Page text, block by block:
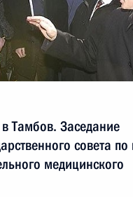
Тамбов. Заседание
совета
медицинского